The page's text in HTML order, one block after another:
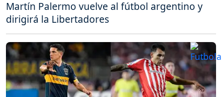
Martín Palermo vuelve al fútbol argentino y
dirigirá la Libertadores